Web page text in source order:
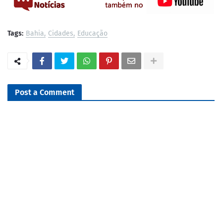
Tags: Bahia Cidades Educação
Post a Comment